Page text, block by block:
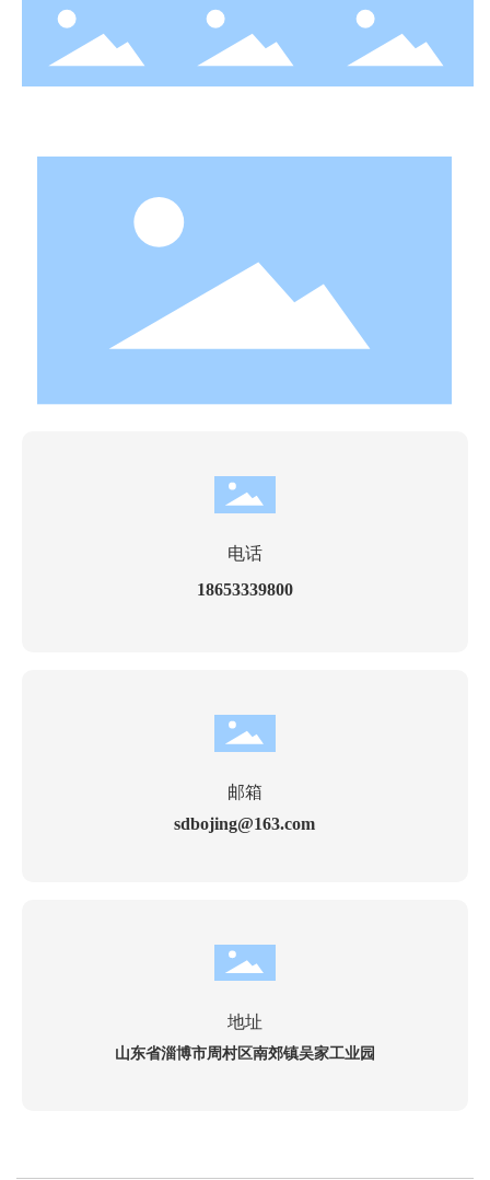
电话
18653339800
邮箱
sdbojing@163.com
地址
山东省淄博市周村区南郊镇吴家工业园